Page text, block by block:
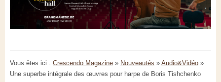
Vous êtes ici : Crescendo Magazine » Nouveautés » Audio&Vidéo »
Une superbe intégrale des œuvres pour harpe de Boris Tishchenko